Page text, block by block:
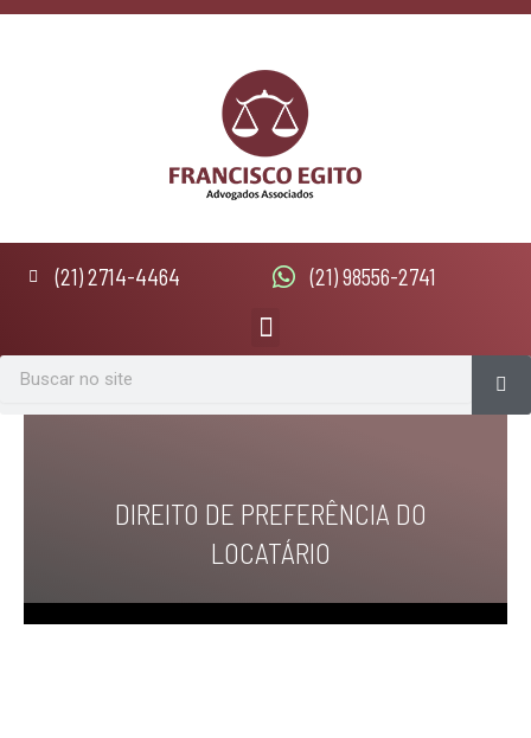
Ir
(21) 2714-4464 (21) 98556-2741
DIREITO DE PREFERÊNCIA DO
LOCATÁRIO